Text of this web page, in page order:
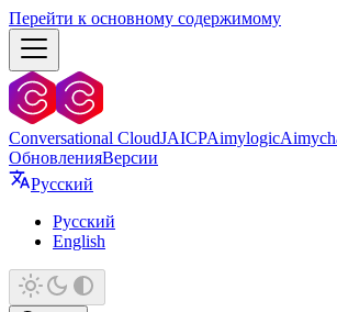
Перейти к основному содержимому
Conversational CloudJAICPAimylogic
ОбновленияВерсии
Русский
Русский
English